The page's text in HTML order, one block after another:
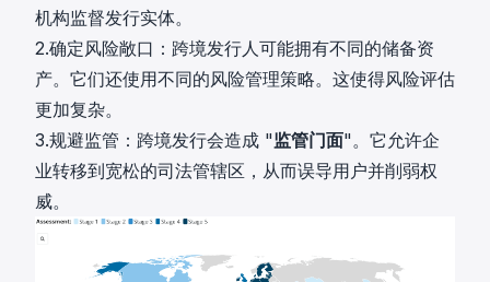
机构监督发行实体。
2.确定风险敞口：跨境发行人可能拥有不同的储备资
产。它们还使用不同的风险管理策略。这使得风险评估
更加复杂。
3.规避监管：跨境发行会造成 "监管门面"。它允许企
业转移到宽松的司法管辖区，从而误导用户并削弱权
威。